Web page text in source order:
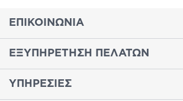
ΕΠΙΚΟΙΝΩΝΙΑ
ΕΞΥΠΗΡΕΤΗΣΗ ΠΕΛΑΤΩΝ
ΥΠΗΡΕΣΙΕΣ